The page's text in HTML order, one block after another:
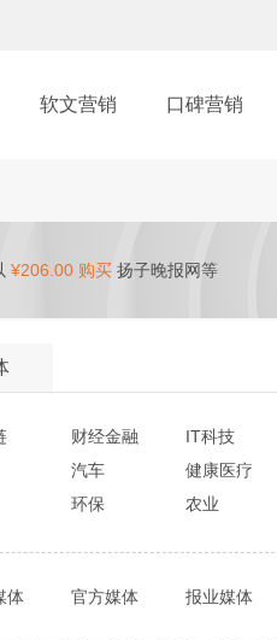
软文营销 口碑营销
¥206.00 购买 扬子晚报网等
财经金融 IT科技
汽车 健康医疗
环保 农业
体 官方媒体 报业媒体